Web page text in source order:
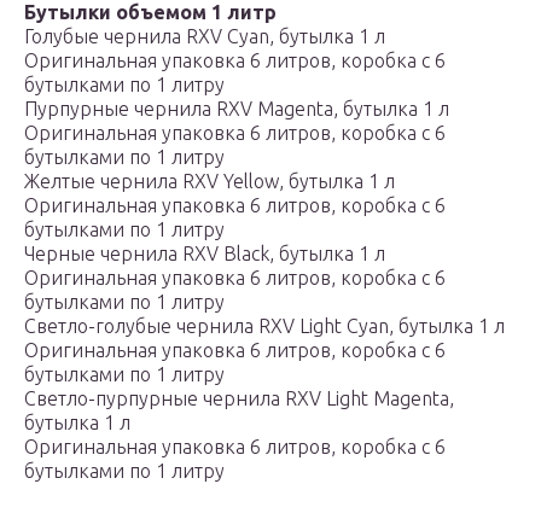
Бутылки объемом 1 литр
Голубые чернила RXV Cyan, бутылка 1 л
Оригинальная упаковка 6 литров, коробка с 6
бутылками по 1 литру
Пурпурные чернила RXV Magenta, бутылка 1 л
Оригинальная упаковка 6 литров, коробка с 6
бутылками по 1 литру
Желтые чернила RXV Yellow, бутылка 1 л
Оригинальная упаковка 6 литров, коробка с 6
бутылками по 1 литру
Черные чернила RXV Black, бутылка 1 л
Оригинальная упаковка 6 литров, коробка с 6
бутылками по 1 литру
Светло-голубые чернила RXV Light Cyan, бутылка 1 л
Оригинальная упаковка 6 литров, коробка с 6
бутылками по 1 литру
Светло-пурпурные чернила RXV Light Magenta,
бутылка 1 л
Оригинальная упаковка 6 литров, коробка с 6
бутылками по 1 литру